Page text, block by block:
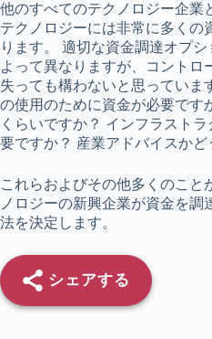
他のすべてのテクノロジー企業
テクノロジーには非常に多くの
ります。 適切な資金調達オプ
よって異なりますが、コントロ
失っても構わないと思っていま
の使用のために資金が必要です
くらいですか？ インフラスト
要ですか？ 産業アドバイスかど
これらおよびその他多くのこと
ノロジーの新興企業が資金を調
法を決定します。
シェアする